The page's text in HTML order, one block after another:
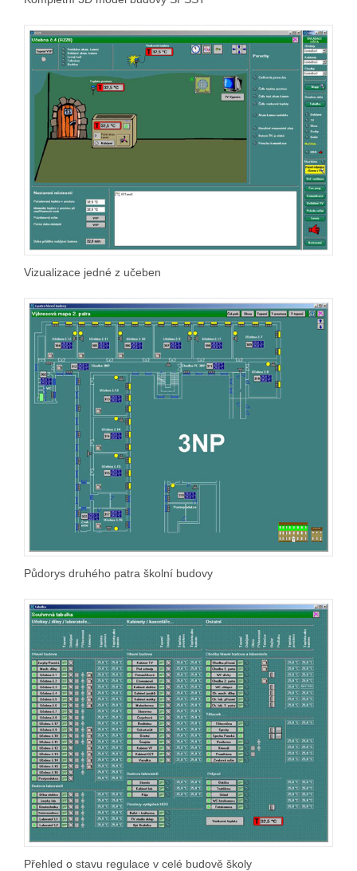
Vizualizace jedné z učeben
Půdorys druhého patra školní budovy
Přehled o stavu regulace v celé budově školy